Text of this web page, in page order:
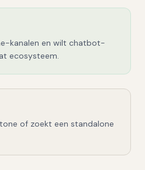
kanalen en wilt chatbot-
ecosysteem.
of zoekt een standalone